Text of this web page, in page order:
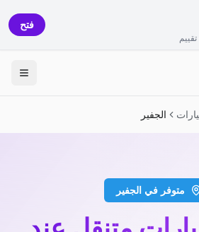
فتح
الجفير
متوفر في الجفير